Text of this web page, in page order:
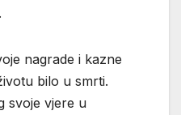
nagrade i kazne
bilo u smrti.
svoje vjere u